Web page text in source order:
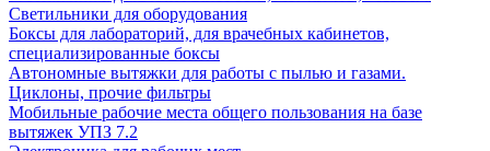
Светильники для оборудования
Боксы для лабораторий, для врачебных кабинетов,
специализированные боксы
Автономные вытяжки для работы с пылью и газами.
Циклоны, прочие фильтры
Мобильные рабочие места общего пользования на базе
вытяжек УПЗ 7.2